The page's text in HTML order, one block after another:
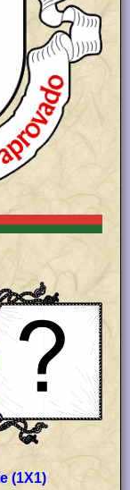
(1X1)